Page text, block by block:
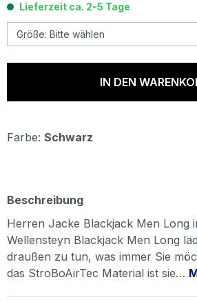
Lieferzeit ca. 2-5 Tage
IN DEN
Farbe: Schwarz
Beschreibung
Herren Jacke Blackjack Men Long
Wellensteyn Blackjack Men Long
draußen zu tun, was immer Sie
das StroBoAirTec Material ist sie…